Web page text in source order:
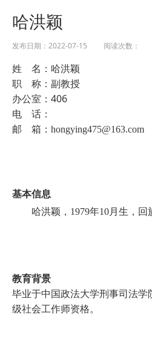
哈洪颖
发布日期：2022-07-15 阅读次数：
姓 名：哈洪颖
职 称：副教授
办公室：406
电 话：
邮 箱： hongying475@163.com
基本信息
哈洪颖， 1979年10月 生，回
教育背景
毕业于中国政法大学刑事司法学
级社会工作师资格。